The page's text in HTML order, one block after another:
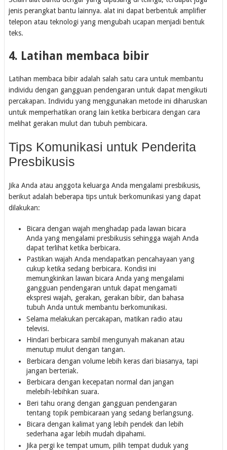
jenis perangkat bantu lainnya. alat ini dapat berbentuk amplifier
telepon atau teknologi yang mengubah ucapan menjadi bentuk
teks.
4. Latihan membaca bibir
Latihan membaca bibir adalah salah satu cara untuk membantu
individu dengan gangguan pendengaran untuk dapat mengikuti
percakapan. Individu yang menggunakan metode ini diharuskan
untuk memperhatikan orang lain ketika berbicara dengan cara
melihat gerakan mulut dan tubuh pembicara.
Tips Komunikasi untuk Penderita
Presbikusis
Jika Anda atau anggota keluarga Anda mengalami presbikusis,
berikut adalah beberapa tips untuk berkomunikasi yang dapat
dilakukan:
Bicara dengan wajah menghadap pada lawan bicara
Anda yang mengalami presbikusis sehingga wajah Anda
dapat terlihat ketika berbicara.
Pastikan wajah Anda mendapatkan pencahayaan yang
cukup ketika sedang berbicara. Kondisi ini
memungkinkan lawan bicara Anda yang mengalami
gangguan pendengaran untuk dapat mengamati
ekspresi wajah, gerakan, gerakan bibir, dan bahasa
tubuh Anda untuk membantu berkomunikasi.
Selama melakukan percakapan, matikan radio atau
televisi.
Hindari berbicara sambil mengunyah makanan atau
menutup mulut dengan tangan.
Berbicara dengan volume lebih keras dari biasanya, tapi
jangan berteriak.
Berbicara dengan kecepatan normal dan jangan
melebih-lebihkan suara.
Beri tahu orang dengan gangguan pendengaran
tentang topik pembicaraan yang sedang berlangsung.
Bicara dengan kalimat yang lebih pendek dan lebih
sederhana agar lebih mudah dipahami.
Jika pergi ke tempat umum, pilih tempat duduk yang